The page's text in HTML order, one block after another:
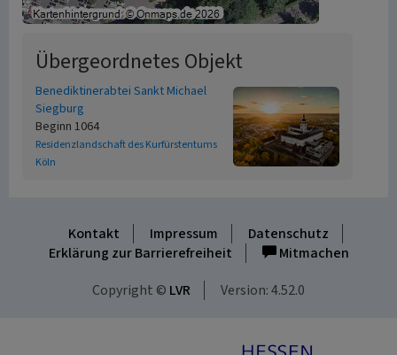
Übergeordnetes Objekt
Benediktinerabtei Sankt Michael
Siegburg
Beginn 1064
Residenzlandschaft des Kurfürstentums
Köln
Kontakt Impressum
Datenschutz
Erklärung zur Barrierefreiheit
Mitmachen
Copyright © LVR Version: 4.52.0